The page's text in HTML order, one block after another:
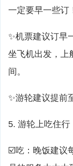
一定要早一些订
✨机票建议订早
坐飞机出发，上
间。
✨游轮建议提前
5. 游轮上吃住行
☑️吃：晚饭建议